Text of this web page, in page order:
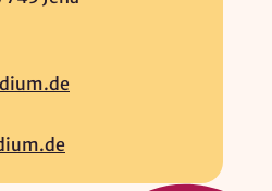
können nicht deaktiviert
technisch notwendige
Funktionen zur